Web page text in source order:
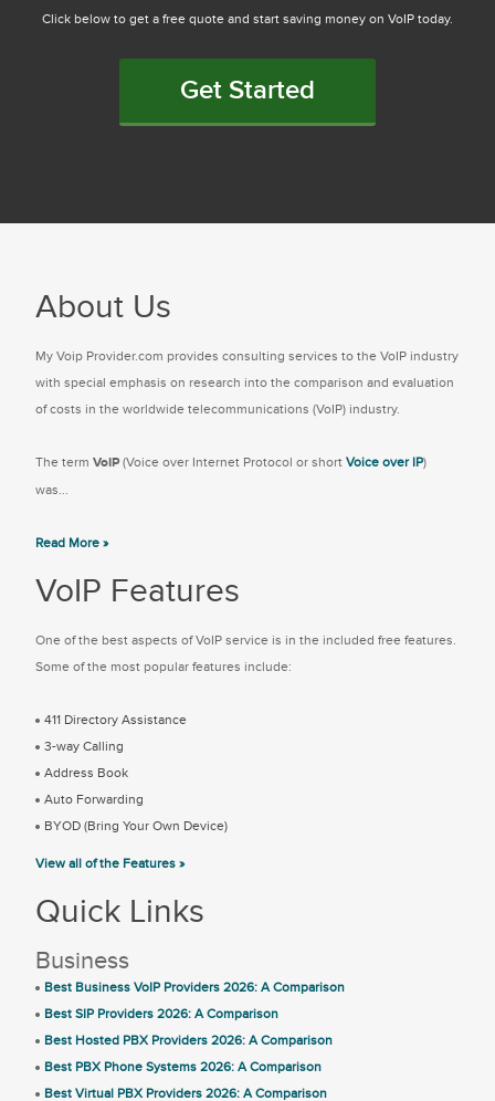
Click below to get a free quote and start saving money on VoIP today.
Get Started
About Us
My Voip Provider.com provides consulting services to the VoIP industry
with special emphasis on research into the comparison and evaluation
of costs in the worldwide telecommunications (VoIP) industry.
The term VoIP (Voice over Internet Protocol or short Voice over IP)
was...
Read More »
VoIP Features
One of the best aspects of VoIP service is in the included free features.
Some of the most popular features include:
411 Directory Assistance
3-way Calling
Address Book
Auto Forwarding
BYOD (Bring Your Own Device)
View all of the Features »
Quick Links
Business
Best Business VoIP Providers 2026: A Comparison
Best SIP Providers 2026: A Comparison
Best Hosted PBX Providers 2026: A Comparison
Best PBX Phone Systems 2026: A Comparison
Best Virtual PBX Providers 2026: A Comparison